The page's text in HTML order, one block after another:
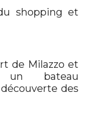
shopping et
de Milazzo et
un bateau
des